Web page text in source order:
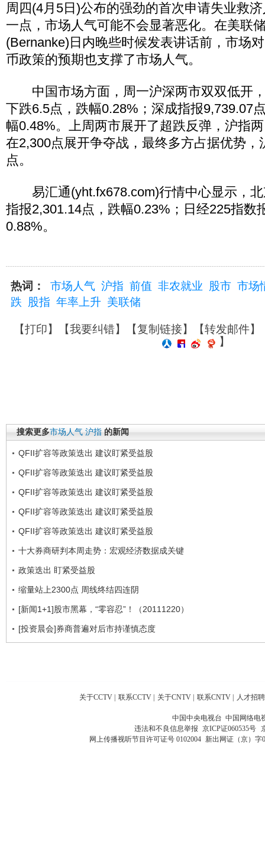
周四(4月5日)公布的强劲的首次申请失业救
一点，市场人气可能不会显著恶化。在美联
(Bernanke)日内晚些时候发表讲话前，市场
币政策的预期也支撑了市场人气。
中国市场方面，周一沪深两市双双低开，
下跌6.5点，跌幅0.28%；深成指报9,739.07
幅0.48%。上周两市展开了超跌反弹，沪指
在2,300点展开争夺战，最终多方占据优势，
点。
易汇通(yht.fx678.com)行情中心显示，北
指报2,301.14点，跌幅0.23%；日经225指数
0.88%。
热词： 市场人气 沪指 前值 非农就业 股市 市场
跌
股指 年率上升 美联储
【打印】【我要纠错】【复制链接】【转发邮件】
】
搜索更多市场人气 沪指 的新闻
QFII扩容等政策迭出 建议盯紧受益股
QFII扩容等政策迭出 建议盯紧受益股
QFII扩容等政策迭出 建议盯紧受益股
QFII扩容等政策迭出 建议盯紧受益股
QFII扩容等政策迭出 建议盯紧受益股
十大券商研判本周走势：宏观经济数据成关键
政策迭出 盯紧受益股
缩量站上2300点 周线终结四连阴
[新闻1+1]股市黑幕，“零容忍”！（20111220）
[投资晨会]券商普遍对后市持谨慎态度
关于CCTV 联系CCTV 关于CNTV 联系CNTV 人才招聘
中国中央电视台 中国网络电
违法和不良信息举报 京ICP证060535号
网上传播视听节目许可证号 0102004 新出网证（京）